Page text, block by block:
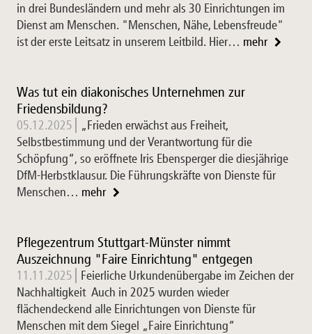
in drei Bundesländern und mehr als 30 Einrichtungen im
Dienst am Menschen. "Menschen, Nähe, Lebensfreude"
ist der erste Leitsatz in unserem Leitbild. Hier… mehr
Was tut ein diakonisches Unternehmen zur
Friedensbildung?
05.12.2025
„Frieden erwächst aus Freiheit,
Selbstbestimmung und der Verantwortung für die
Schöpfung“, so eröffnete Iris Ebensperger die diesjährige
DfM-Herbstklausur. Die Führungskräfte von Dienste für
Menschen… mehr
Pflegezentrum Stuttgart-Münster nimmt
Auszeichnung "Faire Einrichtung" entgegen
11.11.2025
Feierliche Urkundenübergabe im Zeichen der
Nachhaltigkeit Auch in 2025 wurden wieder
flächendeckend alle Einrichtungen von Dienste für
Menschen mit dem Siegel „Faire Einrichtung“